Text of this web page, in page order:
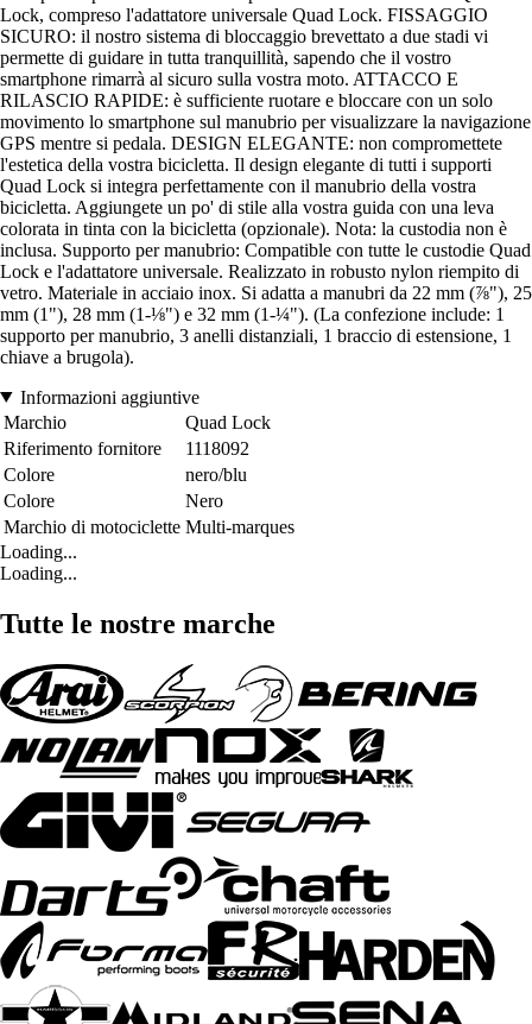
Lock, compreso l'adattatore universale Quad Lock. FISSAGGIO
SICURO: il nostro sistema di bloccaggio brevettato a due stadi vi
permette di guidare in tutta tranquillità, sapendo che il vostro
smartphone rimarrà al sicuro sulla vostra moto. ATTACCO E
RILASCIO RAPIDE: è sufficiente ruotare e bloccare con un solo
movimento lo smartphone sul manubrio per visualizzare la navigazione
GPS mentre si pedala. DESIGN ELEGANTE: non compromettete
l'estetica della vostra bicicletta. Il design elegante di tutti i supporti
Quad Lock si integra perfettamente con il manubrio della vostra
bicicletta. Aggiungete un po' di stile alla vostra guida con una leva
colorata in tinta con la bicicletta (opzionale). Nota: la custodia non è
inclusa. Supporto per manubrio: Compatible con tutte le custodie Quad
Lock e l'adattatore universale. Realizzato in robusto nylon riempito di
vetro. Materiale in acciaio inox. Si adatta a manubri da 22 mm (⅞"), 25
mm (1"), 28 mm (1-⅛") e 32 mm (1-¼"). (La confezione include: 1
supporto per manubrio, 3 anelli distanziali, 1 braccio di estensione, 1
chiave a brugola).
Informazioni aggiuntive
Marchio
Quad Lock
Riferimento fornitore
1118092
Colore
nero/blu
Colore
Nero
Marchio di motociclette Multi-marques
Loading...
Loading...
Tutte le nostre marche